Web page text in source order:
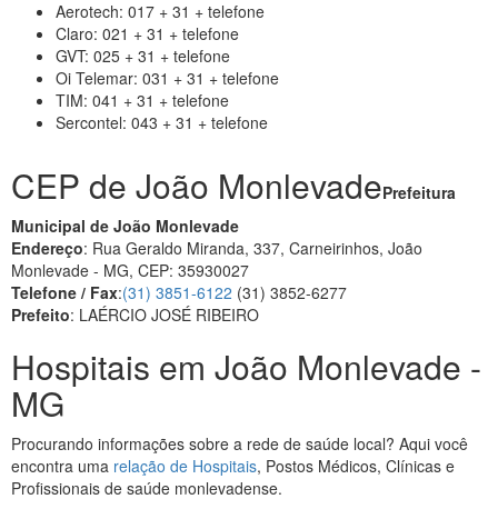
Aerotech: 017 + 31 + telefone
Claro: 021 + 31 + telefone
GVT: 025 + 31 + telefone
Oi Telemar: 031 + 31 + telefone
TIM: 041 + 31 + telefone
Sercontel: 043 + 31 + telefone
CEP de João MonlevadePrefeitura
Municipal de João Monlevade
Endereço: Rua Geraldo Miranda, 337, Carneirinhos, João
Monlevade - MG, CEP: 35930027
Telefone / Fax:(31) 3851-6122 (31) 3852-6277
Prefeito: LAÉRCIO JOSÉ RIBEIRO
Hospitais em João Monlevade -
MG
Procurando informações sobre a rede de saúde local? Aqui você
encontra uma relação de Hospitais, Postos Médicos, Clínicas e
Profissionais de saúde monlevadense.